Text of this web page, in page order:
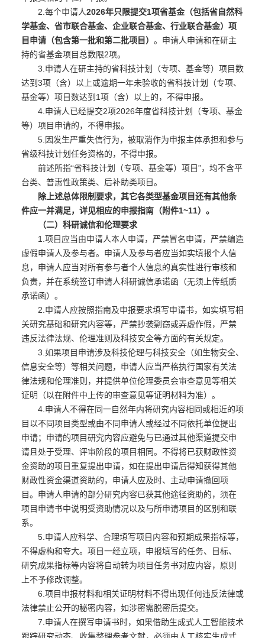
2.每个申请人2026年只限提交1项省基金（包括省自然科
学基金、省市联合基金、企业联合基金、行业联合基金）项
目申请（包含第一批和第二批项目） 。申请人申请和在研主
持的省基金项目总数限2项。
3.申请人在研主持的省科技计划（专项、基金等）项目数
达到3项（含）以上或逾期一年未验收的省科技计划（专项、
基金等）项目数达到1项（含）以上的，不得申报。
4.申请人已经提交2项2026年度省科技计划（专项、基金
等）项目申请的，不得申报。
5.因发生严重失信行为，被取消作为申报主体承担和参与
省级科技计划任务资格的，不得申报。
前述所指“省科技计划（专项、基金等）项目”，均不含平
台类、普惠性政策类、后补助类项目。
除上述总体限制要求，其它各类型基金项目还有其他条
件应一并满足，详见相应的申报指南（附件1~11）。
（二）科研诚信和伦理要求
1.项目应当由申请人本人申请，严禁冒名申请，严禁编造
虚假申请人及参与者。申请人及参与者应当如实填报个人信
息，申请人应当对所有参与者个人信息的真实性进行审核和
负责，并在系统签订申请人科研诚信承诺函（无须上传纸质
承诺函）。
2.申请人应按照指南及申报要求填写申请书，如实填写相
关研究基础和研究内容等，严禁抄袭剽窃或弄虚作假，严禁
违反法律法规、伦理准则及科技安全等方面的有关规定。
3.如果项目申请涉及科技伦理与科技安全（如生物安全、
信息安全等）等相关问题，申请人应当严格执行国家有关法
律法规和伦理准则，并提供单位伦理委员会审查意见等相关
证明（以在附件中上传的审查意见等证明材料为准）。
4.申请人不得在同一自然年内将研究内容相同或相近的项
目以不同项目类型或由不同申请人或经过不同依托单位提出
申请；申请的项目研究内容应避免与已通过其他渠道提交申
请且处于受理、评审阶段的项目相同。不得将已获财政性资
金资助的项目重复提出申请，如在提出申请后得知获得其他
财政性资金渠道资助的，申请人应及时、主动申请撤回项
目。申请人申请的部分研究内容已获其他途径资助的，须在
项目申请书中说明受资助情况以及与所申请项目的区别和联
系。
5.申请人应科学、合理填写项目内容和预期成果指标等，
不得虚构和夸大。项目一经立项，申报填写的任务、目标、
研究成果指标等内容将自动转为项目任务书对应内容，原则
上不予修改调整。
6.项目申报材料和相关证明材料不得出现任何违反法律或
法律禁止公开的秘密内容，如涉密需脱密后提交。
7.申请人在撰写申请书时，如果借助生成式人工智能技术